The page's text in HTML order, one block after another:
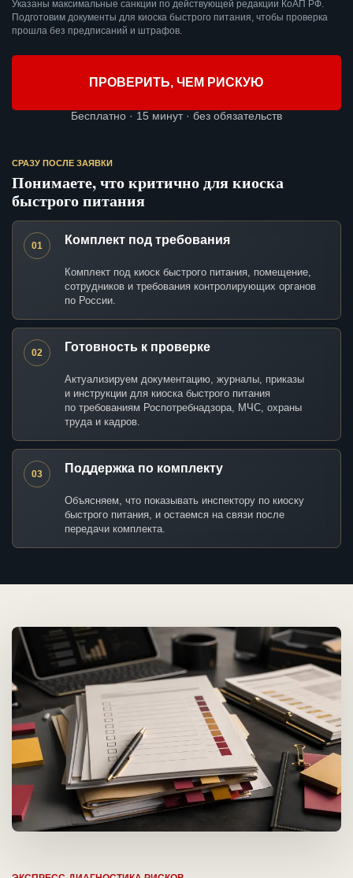
Указаны максимальные санкции по действующей редакции КоАП РФ.
Подготовим документы для киоска быстрого питания, чтобы проверка
прошла без предписаний и штрафов.
ПРОВЕРИТЬ, ЧЕМ РИСКУЮ
Бесплатно · 15 минут · без обязательств
СРАЗУ ПОСЛЕ ЗАЯВКИ
Понимаете, что критично для киоска
быстрого питания
01 Комплект под требования
Комплект под киоск быстрого питания, помещение,
сотрудников и требования контролирующих органов
по России.
02 Готовность к проверке
Актуализируем документацию, журналы, приказы
и инструкции для киоска быстрого питания
по требованиям Роспотребнадзора, МЧС, охраны
труда и кадров.
03 Поддержка по комплекту
Объясняем, что показывать инспектору по киоску
быстрого питания, и остаемся на связи после
передачи комплекта.